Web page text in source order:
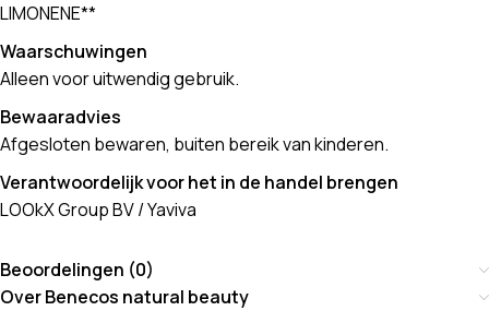
LIMONENE**
Waarschuwingen
Alleen voor uitwendig gebruik.
Bewaaradvies
Afgesloten bewaren, buiten bereik van kinderen.
Verantwoordelijk voor het in de handel brengen
LOOkX Group BV / Yaviva
Beoordelingen (0)
Over Benecos natural beauty